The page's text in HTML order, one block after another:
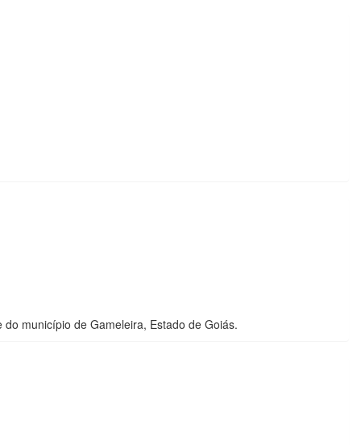
município de Gameleira, Estado de Goiás.